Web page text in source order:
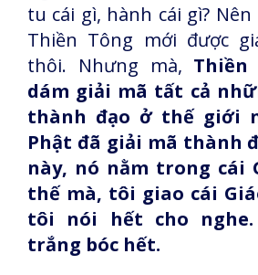
tu cái gì, hành cái gì?
Thiền Tông mới được
thôi. Nhưng mà, Thiền
dám giải mã tất cả
thành đạo ở thế giới
Phật đã giải mã thành
này, nó nằm trong cái
thế mà, tôi giao cái
tôi nói hết cho
trắng bóc hết.